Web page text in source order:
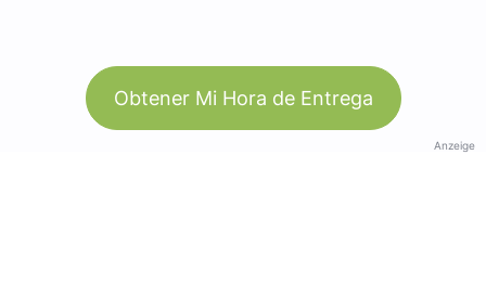
Obtener Mi Hora de Entrega
Anzeige